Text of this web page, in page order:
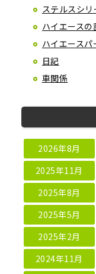
ステルスシ
ハイエースの
ハイエース
日記
車関係
2026年8月
2025年11月
2025年8月
2025年5月
2025年2月
2024年11月